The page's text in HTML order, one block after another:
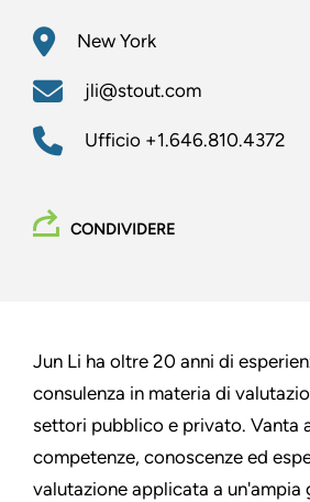
New York
jli@stout.com
Ufficio +1.646.810.4372
CONDIVIDERE
Jun Li ha oltre 20 anni di
consulenza in materia di
settori pubblico e privato. Vanta
competenze, conoscenze ed
valutazione applicata a un'ampia